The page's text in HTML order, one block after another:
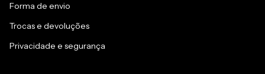
Forma de envio
Trocas e devoluções
Privacidade e segurança